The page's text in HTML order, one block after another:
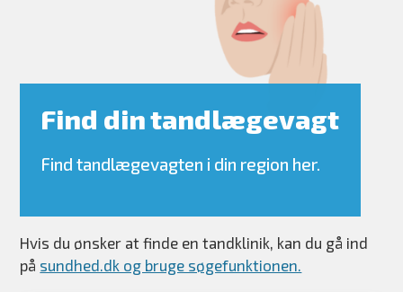
BLIV MEDLEM
Find din tandlægevagt
Find tandlægevagten i din region her.
Hvis du ønsker at finde en tandklinik, kan du gå ind
på sundhed.dk og bruge søgefunktionen.